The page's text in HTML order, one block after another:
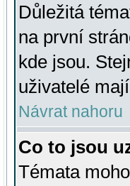
Důležitá
na první
kde jsou.
uživatelé
Návrat nahoru
Co to jsou
Témata